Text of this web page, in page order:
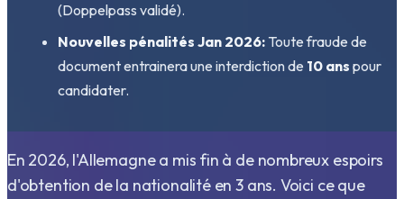
(Doppelpass validé).
Nouvelles pénalités Jan 2026: Toute fraude de
document entrainera une interdiction de 10 ans pour
candidater.
En 2026, l'Allemagne a mis fin à de nombreux espoirs
d'obtention de la nationalité en 3 ans. Voici ce que